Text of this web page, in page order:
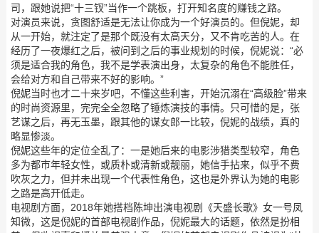
司，跟她说把“十三钗”当作一个跳板，打开知名度的赚钱之路。
对演员来说，贪图舒适是无法让你成为一个好演员的。但倪妮，却
从一开始，就注定了是那个既没有太高天分，又不肯吃苦的人。在
经历了一夜爆红之后，被问到之后的事业规划的时候，倪妮说：“必
须是适合我的角色，我不是学表演出身，太复杂的角色不能胜任，
会给对方和自己带来不好的影响。”
倪妮当时也才二十来岁吧，不懂这些利害，开始沉溺在“高级脸”带来
的时尚资源里，完完全全忽略了锤炼演技的事情。只可惜的是，张
艺谋之后，再无玉墨，跟其他的谋女郎一比较，倪妮的战绩，真的
略显惨淡。
倪妮这些年的定位全乱了：一是她后来的电影涉猎类型较窄，角色
多为都市年轻女性，或质朴或清新或靓丽，她信手拈来，似乎不费
吹灰之力，但并未出现一个代表性角色，这也是外界认为她的电影
之路是高开低走。
电视剧方面，2018年她搭档陈坤出演电视剧《天盛长歌》女一号凤
知微，这是倪妮的首部电视剧作品，倪妮最大的话题，依然是扮相